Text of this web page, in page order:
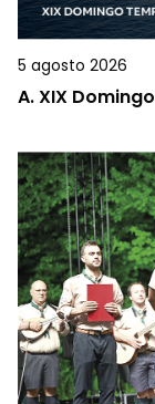
5 agosto 2026
A.XIX